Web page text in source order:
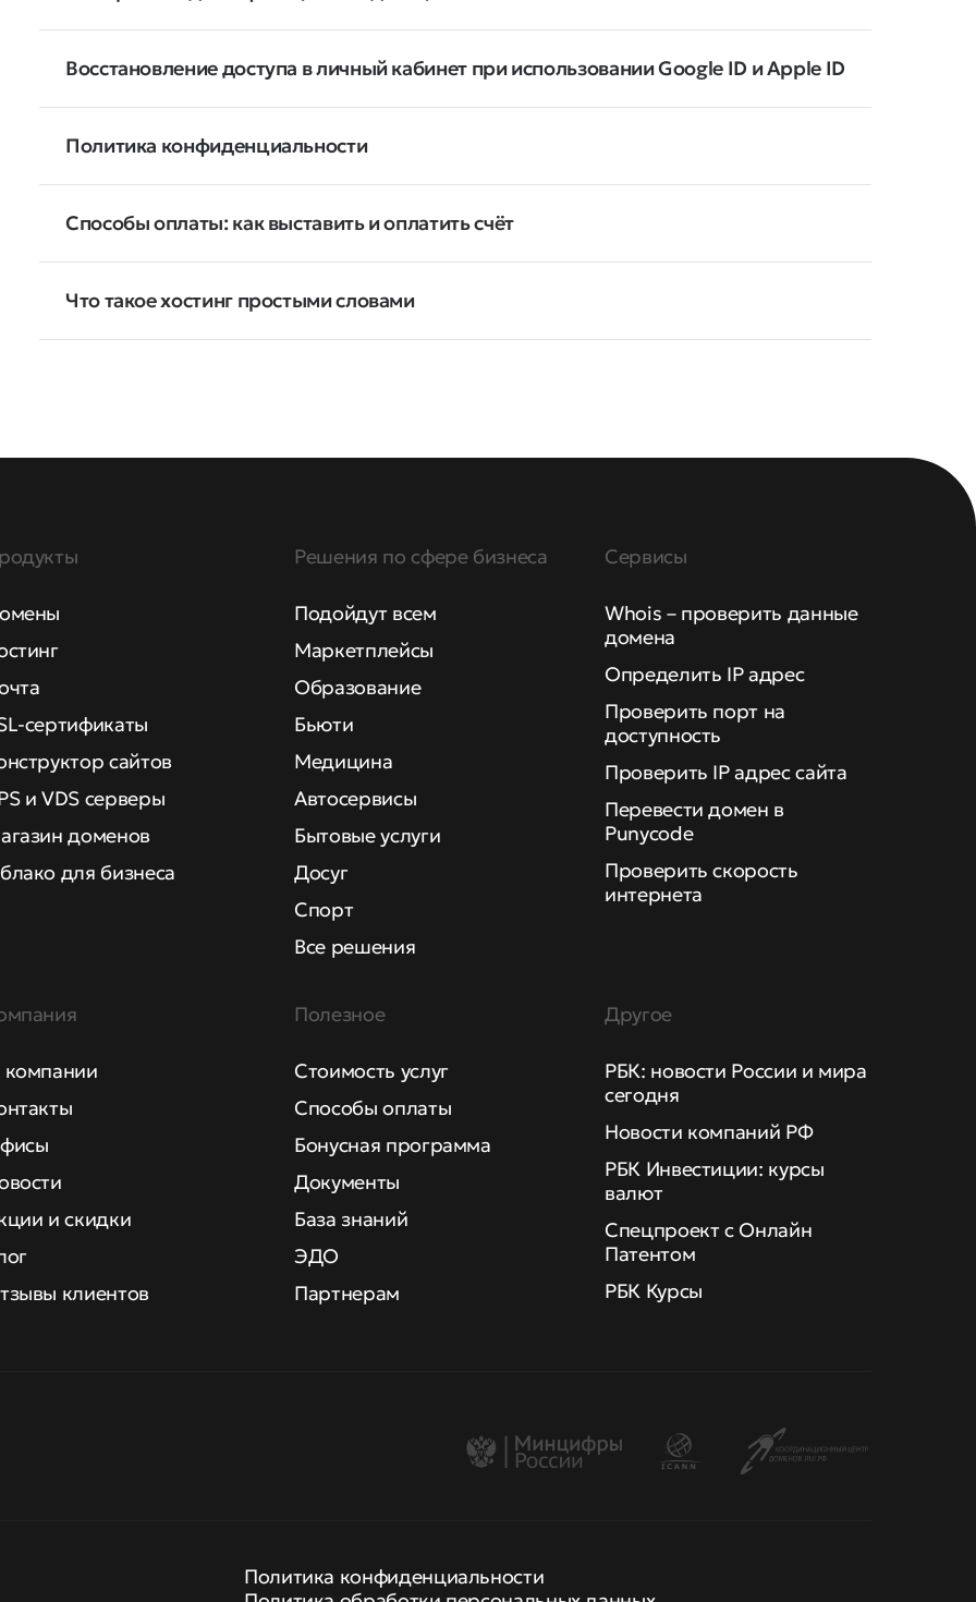
Восстановление доступа в личный кабинет при использовании Google ID и Apple ID
Политика конфиденциальности
Способы оплаты: как выставить и оплатить счёт
Что такое хостинг простыми словами
сертификаты
сайтов
и VDS серверы
доменов
для бизнеса
Решения по сфере бизнеса
Подойдут всем
Маркетплейсы
Образование
Бьюти
Медицина
Автосервисы
Бытовые услуги
Досуг
Спорт
Все решения
Сервисы
Whois – проверить данные
домена
Определить IP адрес
Проверить порт на
доступность
Проверить IP адрес сайта
Перевести домен в
Punycode
Проверить скорость
интернета
и скидки
клиентов
Полезное
Стоимость услуг
Способы оплаты
Бонусная программа
Документы
База знаний
ЭДО
Партнерам
Другое
РБК: новости России и мира
сегодня
Новости компаний РФ
РБК Инвестиции: курсы
валют
Спецпроект с Онлайн
Патентом
РБК Курсы
Политика конфиденциальности